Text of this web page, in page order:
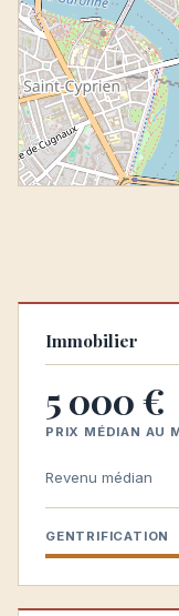
Immobilier
5 000 €
PRIX MÉDIAN AU
Revenu médian
GENTRIFICATION